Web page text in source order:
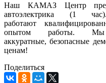
Наш КАМАЗ Центр
автоэлектрика
работают
опытом работы. Мы
аккуратные, безопасные
ценам!
Поделиться